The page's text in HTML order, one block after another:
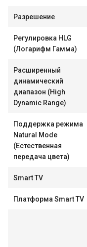
Разрешение
Регулировка HLG
(Логарифм Гамма)
Расширенный
динамический
диапазон (High
Dynamic Range)
Поддержка режима
Natural Mode
(Естественная
передача цвета)
Smart TV
Платформа Smart TV